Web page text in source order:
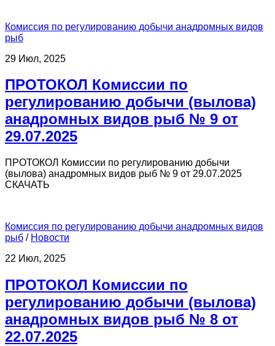
Комиссия по регулированию добычи анадромных видов
рыб
29 Июл, 2025
ПРОТОКОЛ Комиссии по
регулированию добычи (вылова)
анадромных видов рыб № 9 от
29.07.2025
ПРОТОКОЛ Комиссии по регулированию добычи
(вылова) анадромных видов рыб № 9 от 29.07.2025
СКАЧАТЬ
Комиссия по регулированию добычи анадромных видов
рыб / Новости
22 Июл, 2025
ПРОТОКОЛ Комиссии по
регулированию добычи (вылова)
анадромных видов рыб № 8 от
22.07.2025